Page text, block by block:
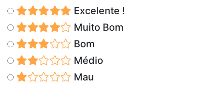
Excelente !
Muito Bom
Bom
Médio
Mau